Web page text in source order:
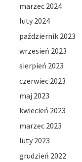
marzec 2024
luty 2024
październik 2023
wrzesień 2023
sierpień 2023
czerwiec 2023
maj 2023
kwiecień 2023
marzec 2023
luty 2023
grudzień 2022